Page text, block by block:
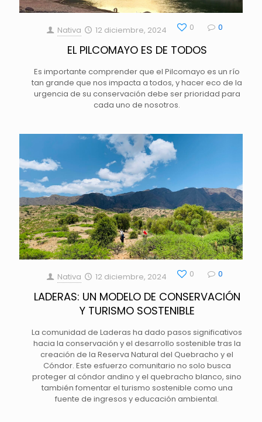
Nativa 12 diciembre, 2024 0 0
EL PILCOMAYO ES DE TODOS
Es importante comprender que el Pilcomayo es un río
tan grande que nos impacta a todos, y hacer eco de la
urgencia de su conservación debe ser prioridad para
cada uno de nosotros.
Nativa 12 diciembre, 2024 0 0
LADERAS: UN MODELO DE CONSERVACIÓN
Y TURISMO SOSTENIBLE
La comunidad de Laderas ha dado pasos significativos
hacia la conservación y el desarrollo sostenible tras la
creación de la Reserva Natural del Quebracho y el
Cóndor. Este esfuerzo comunitario no solo busca
proteger al cóndor andino y el quebracho blanco, sino
también fomentar el turismo sostenible como una
fuente de ingresos y educación ambiental.